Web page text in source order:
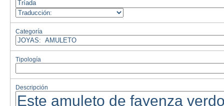
Categoría
Tipología
Descripción